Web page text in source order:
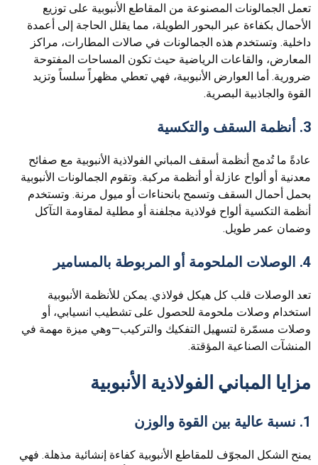
تعمل الجمالونات المصنوعة من المقاطع الأنبوبية على توزيع
الأحمال بكفاءة عبر البحور الطويلة، مما يقلل الحاجة إلى أعمدة
داخلية. وتستخدم هذه الجمالونات في صالات المطارات، مراكز
المعارض، والقاعات الرياضية حيث تكون المساحات المفتوحة
ضرورية. أما العوارض الأنبوبية، فهي تعطي مظهراً سلساً وتزيد
القوة والجاذبية البصرية.
3. أنظمة السقف والتكسية
عادةً ما تُدمج أنظمة أسقف المباني الفولاذية الأنبوبية مع صفائح
معدنية أو ألواح عازلة أو أنظمة مركبة. وتقوم الجمالونات الأنبوبية
بحمل أحمال السقف وتسمح بانحناءات أو ميول مرنة. وتستخدم
أنظمة التكسية ألواح فولاذية مجلفنة أو مطلية لمقاومة التآكل
وضمان عمر طويل.
4. الوصلات الملحومة أو المربوطة بالمسامير
تعد الوصلات قلب كل هيكل فولاذي. يمكن للأنظمة الأنبوبية
استخدام وصلات ملحومة للحصول على تشطيب انسيابي، أو
وصلات مسمّرة لتسهيل التفكيك والتركيب—وهي ميزة مهمة في
المنشآت الصناعية المؤقتة.
مزايا المباني الفولاذية الأنبوبية
1. نسبة عالية بين القوة والوزن
يمنح الشكل المجوّف للمقاطع الأنبوبية كفاءة إنشائية مذهلة. فهي